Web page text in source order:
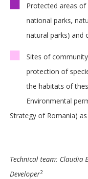
Protected areas
national parks,
natural parks) and
Sites of
protection of
the habitats of
Environmental
Strategy of Romania)
Technical team: Claudia
Developer2